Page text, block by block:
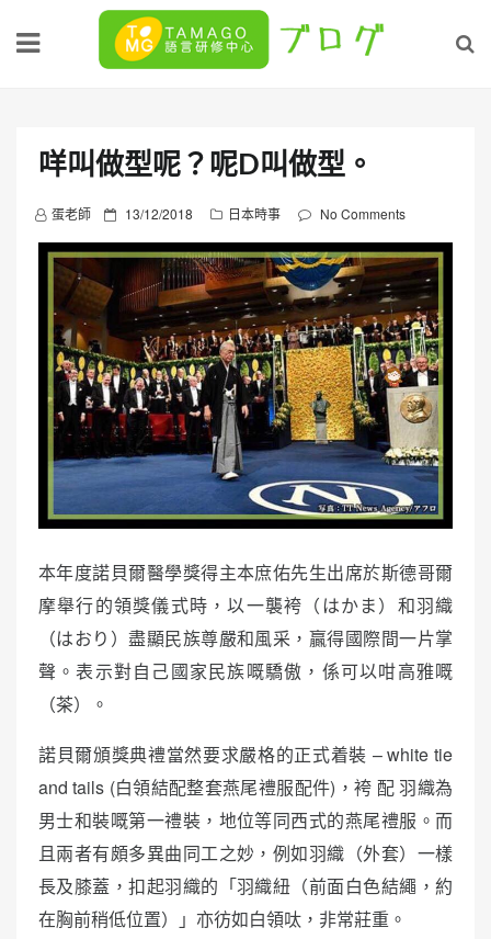
咩叫做型呢？呢D叫做型。
蛋老師
P
o
d
o
n
13/12/2018 日本時事 No Comments
本年度諾貝爾醫學獎得主本庶佑先生出席於斯德哥爾
摩舉行的領獎儀式時，以一襲袴（はかま）和羽織
（はおり）盡顯民族尊嚴和風采，贏得國際間一片掌
聲。表示對自己國家民族嘅驕傲，係可以咁高雅嘅
（茶）。
諾貝爾頒獎典禮當然要求嚴格的正式着裝 – white tie
and tails (白領結配整套燕尾禮服配件)，袴 配 羽織為
男士和裝嘅第一禮裝，地位等同西式的燕尾禮服。而
且兩者有頗多異曲同工之妙，例如羽織（外套）一樣
長及膝蓋，扣起羽織的「羽織紐（前面白色結繩，約
在胸前稍低位置）」亦彷如白領呔，非常莊重。